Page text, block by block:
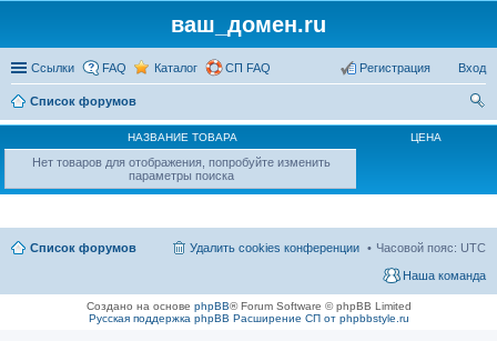
ваш_домен.ru
Ссылки FAQ Каталог СП FAQ Вход
Регистрация
Список форумов
ои
НАЗВАНИЕ ТОВАРА ЦЕНА
Нет товаров для отображения, попробуйте изменить
параметры поиска
Список форумов Часовой пояс: UTC
Удалить cookies конференции
Наша команда
Создано на основе phpBB® Forum Software © phpBB Limited
Русская поддержка phpBB Расширение СП от phpbbstyle.ru